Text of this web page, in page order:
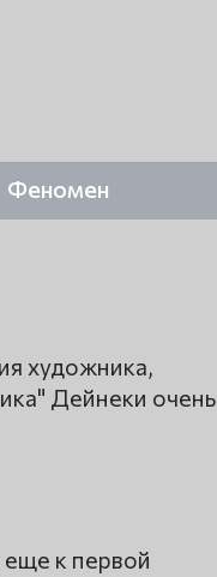
Феномен
художника,
Дейнеки очень
еще к первой